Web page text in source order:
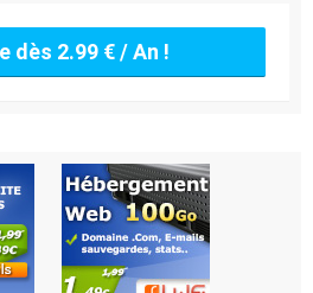
dès 2.99 € / An !